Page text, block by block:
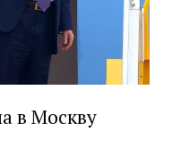
в Москву